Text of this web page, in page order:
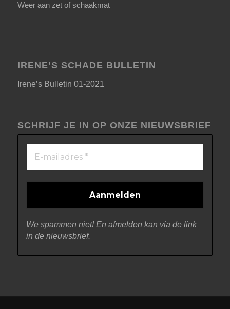
Weer aan zet of schaakmat
IRENE’S SCHADE BULLETIN
Irene’s Bulletin 01-2021
SCHRIJF JE IN OP ONZE NIEUWSBRIEF
We spammen niet! En afmelden kan via de link
in de nieuwsbrief.